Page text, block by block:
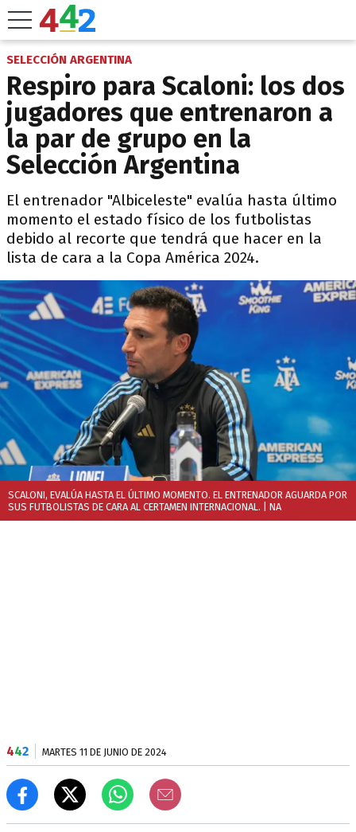
SELECCIÓN ARGENTINA
Respiro para Scaloni: los dos
jugadores que entrenaron a
la par de grupo en la
Selección Argentina
El entrenador "Albiceleste" evalúa hasta último
momento el estado físico de los futbolistas
debido al recorte que tendrá que hacer en la
lista de cara a la Copa América 2024.
SCALONI, EVALÚA HASTA EL ÚLTIMO MOMENTO. EL ENTRENADOR AGUARDA POR
SUS FUTBOLISTAS DE CARA AL CERTAMEN INTERNACIONAL. | NA
442 MARTES 11 DE JUNIO DE 2024